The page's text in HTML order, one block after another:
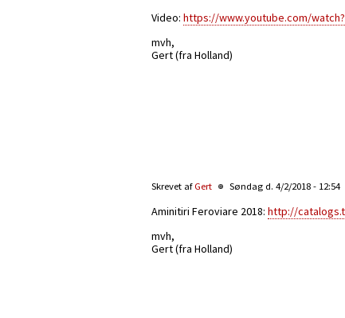
Video: https://www.youtube.com/
mvh,
Gert (fra Holland)
Skrevet af Gert Søndag d. 4/2/2018 - 12:54
Aminitiri Feroviare 2018: http://
mvh,
Gert (fra Holland)